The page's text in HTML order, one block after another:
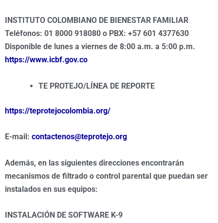
INSTITUTO COLOMBIANO DE BIENESTAR FAMILIAR
Teléfonos: 01 8000 918080 o PBX: +57 601 4377630
Disponible de lunes a viernes de 8:00 a.m. a 5:00 p.m.
https://www.icbf.gov.co
TE PROTEJO/LÍNEA DE REPORTE
https://teprotejocolombia.org/
E-mail: contactenos@teprotejo.org
Además, en las siguientes direcciones encontrarán
mecanismos de filtrado o control parental que puedan ser
instalados en sus equipos:
INSTALACIÓN DE SOFTWARE K-9